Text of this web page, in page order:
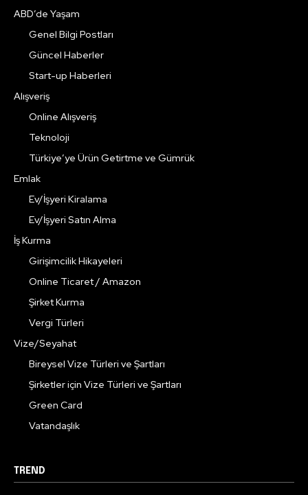
ABD’de Yaşam
Genel Bilgi Postları
Güncel Haberler
Start-up Haberleri
Alışveriş
Online Alışveriş
Teknoloji
Türkiye’ye Ürün Getirtme ve Gümrük
Emlak
Ev/İşyeri Kiralama
Ev/İşyeri Satın Alma
İş Kurma
Girişimcilik Hikayeleri
Online Ticaret / Amazon
Şirket Kurma
Vergi Türleri
Vize/Seyahat
Bireysel Vize Türleri ve Şartları
Şirketler için Vize Türleri ve Şartları
Green Card
Vatandaşlık
TREND